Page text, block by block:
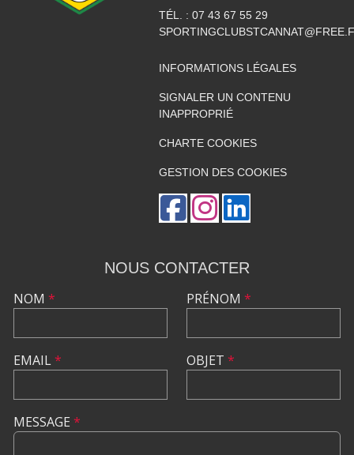
TÉL. : 07 43 67 55 29
INFORMATIONS LÉGALES
SIGNALER UN CONTENU
INAPPROPRIÉ
CHARTE COOKIES
GESTION DES COOKIES
NOUS CONTACTER
NOM *
EMAIL*
PRÉNOM *
OBJET *
MESSAGE *